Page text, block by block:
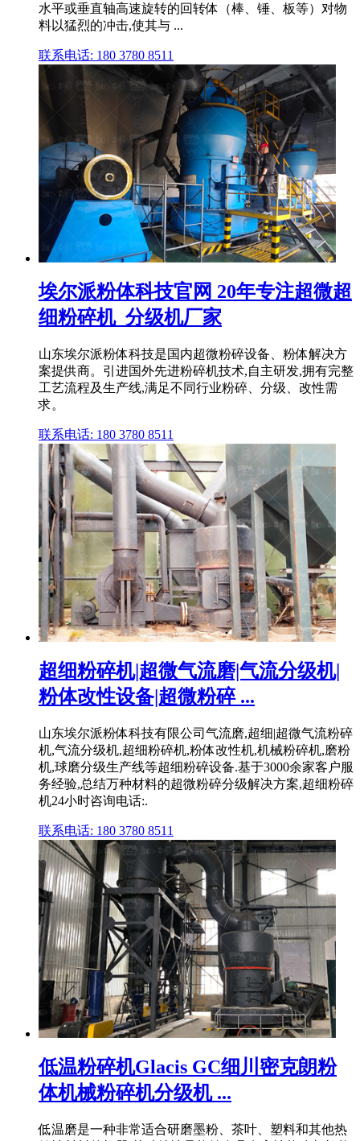
水平或垂直轴高速旋转的回转体（棒、锤、板等）对物
料以猛烈的冲击,使其与 ...
联系电话: 180 3780 8511
埃尔派粉体科技官网 20年专注超微超
细粉碎机_分级机厂家
山东埃尔派粉体科技是国内超微粉碎设备、粉体解决方
案提供商。引进国外先进粉碎机技术,自主研发,拥有完整
工艺流程及生产线,满足不同行业粉碎、分级、改性需
求。
联系电话: 180 3780 8511
超细粉碎机|超微气流磨|气流分级机|
粉体改性设备|超微粉碎 ...
山东埃尔派粉体科技有限公司气流磨,超细|超微气流粉碎
机,气流分级机,超细粉碎机,粉体改性机,机械粉碎机,磨粉
机,球磨分级生产线等超细粉碎设备.基于3000余家客户服
务经验,总结万种材料的超微粉碎分级解决方案,超细粉碎
机24小时咨询电话:.
联系电话: 180 3780 8511
低温粉碎机Glacis GC细川密克朗粉
体机械粉碎机分级机 ...
低温磨是一种非常适合研磨墨粉、茶叶、塑料和其他热